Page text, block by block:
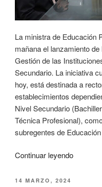
La ministra de Educación
mañana el lanzamiento
Gestión de las
Secundario. La iniciativa
hoy, está destinada a
establecimientos
Nivel Secundario
Técnica Profesional),
subregentes de
Continuar leyendo
14 MARZO, 2024